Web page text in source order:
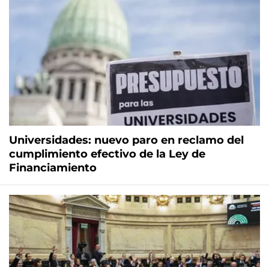
Universidades: nuevo paro en reclamo del
cumplimiento efectivo de la Ley de
Financiamiento